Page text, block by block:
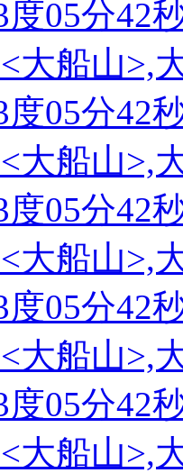
度05分42
大船山>,
度05分42
大船山>,
度05分42
大船山>,
度05分42
大船山>,
度05分42
大船山>,